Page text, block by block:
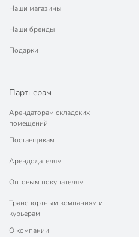
Наши магазины
Наши бренды
Подарки
Партнерам
Арендаторам складских
помещений
Поставщикам
Арендодателям
Оптовым покупателям
Транспортным компаниям и
курьерам
О компании